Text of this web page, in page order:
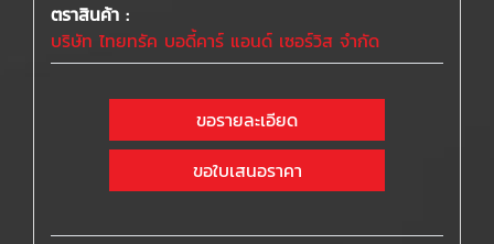
ตราสินค้า :
บริษัท ไทยทรัค บอดี้คาร์ แอนด์ เซอร์วิส จำกัด
ขอรายละเอียด
ขอใบเสนอราคา